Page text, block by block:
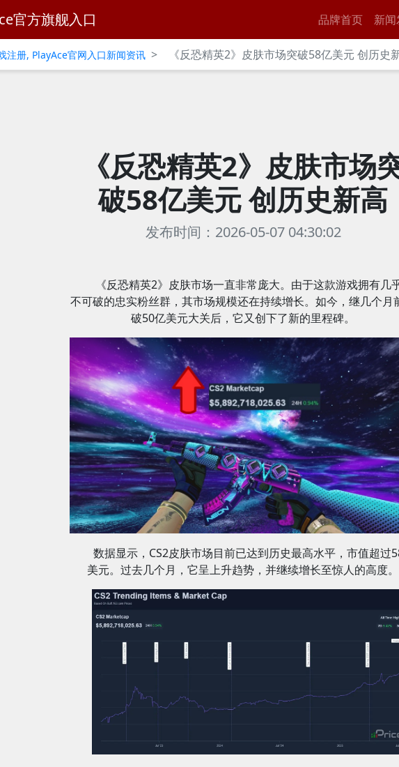
官方旗舰入口 品牌首页 新
注册, PlayAce官网入口新闻资讯 > 《反恐精英2》皮肤市场突破58亿美元 创历史
《反恐精英2》皮肤市场
破58亿美元 创历史新高
发布时间：2026-05-07 04:30:02
《反恐精英2》皮肤市场一直非常庞大。由于这款游戏拥有几
不可破的忠实粉丝群，其市场规模还在持续增长。如今，继几个月
破50亿美元大关后，它又创下了新的里程碑。
数据显示，CS2皮肤市场目前已达到历史最高水平，市值超过
美元。过去几个月，它呈上升趋势，并继续增长至惊人的高度。